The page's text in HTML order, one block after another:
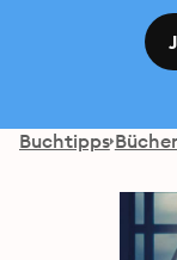
Buchtipps Bücher